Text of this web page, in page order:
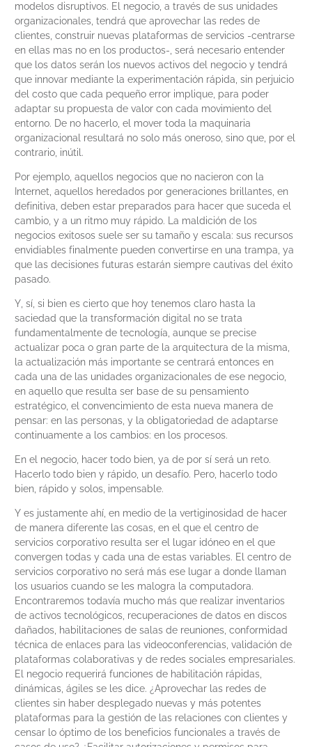
modelos disruptivos. El negocio, a través de sus unidades
organizacionales, tendrá que aprovechar las redes de
clientes, construir nuevas plataformas de servicios -centrarse
en ellas mas no en los productos-, será necesario entender
que los datos serán los nuevos activos del negocio y tendrá
que innovar mediante la experimentación rápida, sin perjuicio
del costo que cada pequeño error implique, para poder
adaptar su propuesta de valor con cada movimiento del
entorno. De no hacerlo, el mover toda la maquinaria
organizacional resultará no solo más oneroso, sino que, por el
contrario, inútil.
Por ejemplo, aquellos negocios que no nacieron con la
Internet, aquellos heredados por generaciones brillantes, en
definitiva, deben estar preparados para hacer que suceda el
cambio, y a un ritmo muy rápido. La maldición de los
negocios exitosos suele ser su tamaño y escala: sus recursos
envidiables finalmente pueden convertirse en una trampa, ya
que las decisiones futuras estarán siempre cautivas del éxito
pasado.
Y, sí, si bien es cierto que hoy tenemos claro hasta la
saciedad que la transformación digital no se trata
fundamentalmente de tecnología, aunque se precise
actualizar poca o gran parte de la arquitectura de la misma,
la actualización más importante se centrará entonces en
cada una de las unidades organizacionales de ese negocio,
en aquello que resulta ser base de su pensamiento
estratégico, el convencimiento de esta nueva manera de
pensar: en las personas, y la obligatoriedad de adaptarse
continuamente a los cambios: en los procesos.
En el negocio, hacer todo bien, ya de por sí será un reto.
Hacerlo todo bien y rápido, un desafío. Pero, hacerlo todo
bien, rápido y solos, impensable.
Y es justamente ahí, en medio de la vertiginosidad de hacer
de manera diferente las cosas, en el que el centro de
servicios corporativo resulta ser el lugar idóneo en el que
convergen todas y cada una de estas variables. El centro de
servicios corporativo no será más ese lugar a donde llaman
los usuarios cuando se les malogra la computadora.
Encontraremos todavía mucho más que realizar inventarios
de activos tecnológicos, recuperaciones de datos en discos
dañados, habilitaciones de salas de reuniones, conformidad
técnica de enlaces para las videoconferencias, validación de
plataformas colaborativas y de redes sociales empresariales.
El negocio requerirá funciones de habilitación rápidas,
dinámicas, ágiles se les dice. ¿Aprovechar las redes de
clientes sin haber desplegado nuevas y más potentes
plataformas para la gestión de las relaciones con clientes y
censar lo óptimo de los beneficios funcionales a través de